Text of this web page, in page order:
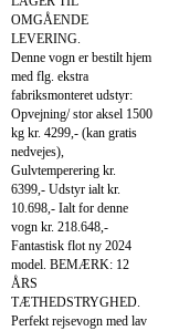
OMGÅENDE
LEVERING.
Denne vogn er bestilt hjem
med flg. ekstra
fabriksmonteret udstyr:
Opvejning/ stor aksel 1500
kg kr. 4299,- (kan gratis
nedvejes),
Gulvtemperering kr.
6399,- Udstyr ialt kr.
10.698,- Ialt for denne
vogn kr. 218.648,-
Fantastisk flot ny 2024
model. BEMÆRK: 12
ÅRS
TÆTHEDSTRYGHED.
Perfekt rejsevogn med lav